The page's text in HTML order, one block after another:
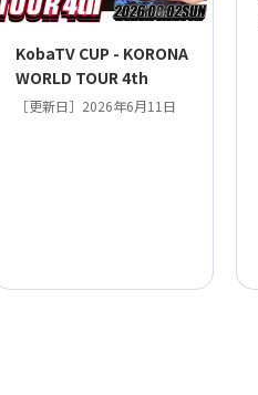
KobaTV CUP - KORONA
WORLD TOUR 4th
［更新日］2026年6月11日